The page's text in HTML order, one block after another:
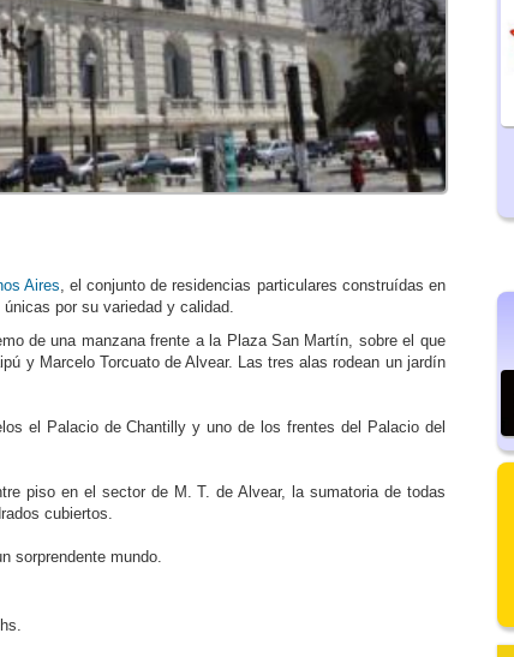
Aires , el conjunto de residencias particulares construídas en
por su variedad y calidad.
de una manzana frente a la Plaza San Martín, sobre el que
y Marcelo Torcuato de Alvear. Las tres alas rodean un jardín
el Palacio de Chantilly y uno de los frentes del Palacio del
piso en el sector de M. T. de Alvear, la sumatoria de todas
cubiertos.
sorprendente mundo.